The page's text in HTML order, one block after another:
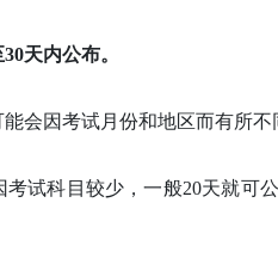
天内公布。
会因考试月份和地区而有所不
试科目较少，一般20天就可